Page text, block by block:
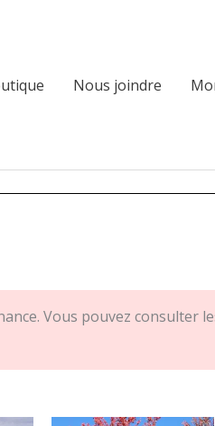
Nous joindre
Vous pouvez consulter